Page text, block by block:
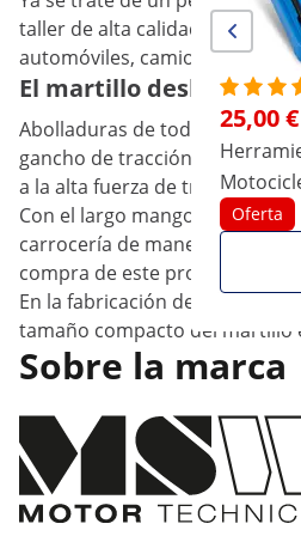
25,00 €
Oferta
taller de alta calidad, alisa
automóviles, camiones o
El martillo deslizante
Abolladuras de todo tamaño
gancho de tracción a la
a la alta fuerza de tracción, se
Con el largo mango de 17
carrocería de manera óptima.
compra de este producto
En la fabricación del martillo
tamaño compacto del martillo
Sobre la marca